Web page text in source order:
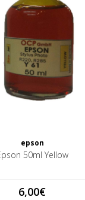
epson
50ml Yellow
6,00€